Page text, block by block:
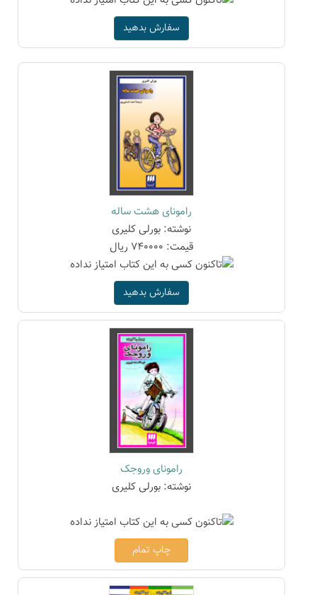
سفارش بدهید
رامونای هشت ساله
نوشته: بورلی کلیری
قیمت: 740000 ریال
سفارش بدهید
رامونای وروجک
نوشته: بورلی کلیری
چاپ تمام